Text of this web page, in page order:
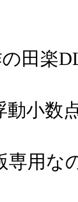
田楽
動小数
専用な